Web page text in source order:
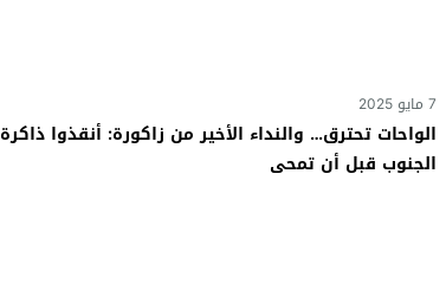
7 مايو 2025
الواحات تحترق… والنداء الأخير من زاكورة: أنقذوا ذاكرة
الجنوب قبل أن تمحى